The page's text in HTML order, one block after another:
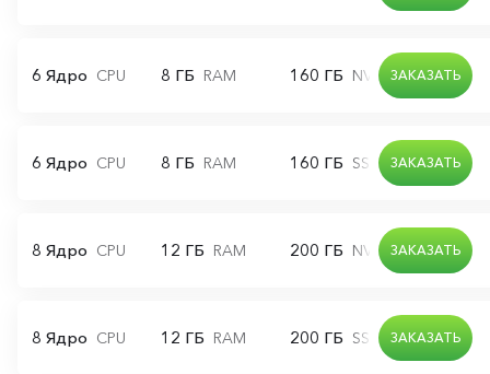
6 Ядро CPU 8 ГБ RAM 160 ГБ NVMe диск
ЗАКАЗАТЬ
6 Ядро CPU 8 ГБ RAM 160 ГБ SSD дискЗАКАЗАТЬ
8 Ядро CPU 12 ГБ RAM 200 ГБ NVMe диск
ЗАКАЗАТЬ
8 Ядро CPU 12 ГБ RAM 200 ГБ SSD дискЗАКАЗАТЬ